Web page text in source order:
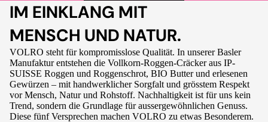
IM EINKLANG MIT
MENSCH UND NATUR.
VOLRO steht für kompromisslose Qualität. In unserer Basler
Manufaktur entstehen die Vollkorn-Roggen-Cräcker aus IP-
SUISSE Roggen und Roggenschrot, BIO Butter und erlesenen
Gewürzen – mit handwerklicher Sorgfalt und grösstem Respekt
vor Mensch, Natur und Rohstoff. Nachhaltigkeit ist für uns kein
Trend, sondern die Grundlage für aussergewöhnlichen Genuss.
Diese fünf Versprechen machen VOLRO zu etwas Besonderem.